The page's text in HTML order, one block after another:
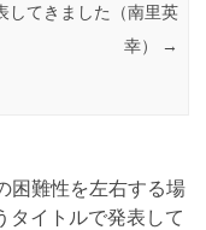
してきました（南里英
幸）
→
困難性を左右する場
タイトルで発表して